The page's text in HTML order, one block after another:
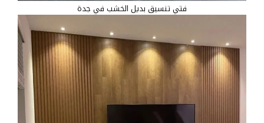
فتي تنسيق بديل الخشب في جدة